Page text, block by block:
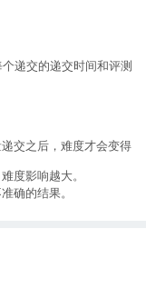
递交的递交时间和评测
交之后，难度才会变得
度影响越大。
确的结果。